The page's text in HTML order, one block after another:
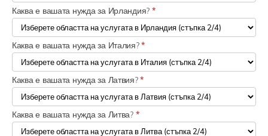
Каква е вашата нужда за Ирландия? *
Каква е вашата нужда за Италия?*
Каква е вашата нужда за Латвия?*
Каква е вашата нужда за Литва? *